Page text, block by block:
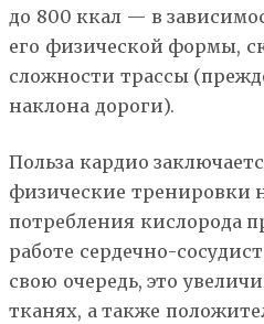
до 800 ккал — в
его физической формы,
сложности трассы
наклона дороги).
Польза кардио
физические тренировки
потребления кислорода
работе сердечно-
свою очередь, это
тканях, а также